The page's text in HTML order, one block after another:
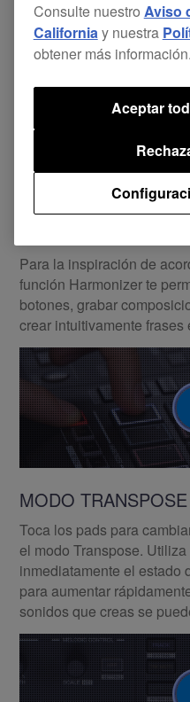
Establece cada
final de los pasos y
dinámica para que tu idea
Para la inspiración de
función Harmonizer te
botones, grabar
crear intuitivamente frases
MODO TRANSPOSE
Toca los pads para
el modo Transpose.
inmediatamente el estado
para aumentar
sonidos que creas se
Consulte nuestro Aviso
Californiay nuestra
obtener más información.
Aceptar